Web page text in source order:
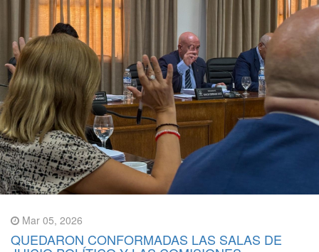
Mar 05, 2026
QUEDARON CONFORMADAS LAS SALAS DE